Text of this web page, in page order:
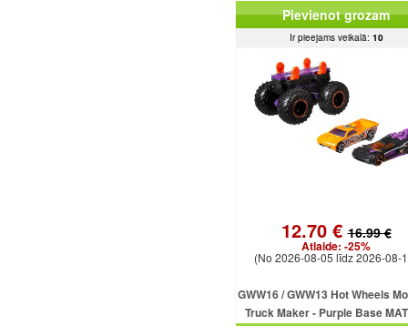
Pievienot grozam
Ir pieejams veikalā: 10
12.70 €16.99 €
Atlaide: -25%
(No 2026-08-05 līdz 2026-08-
GWW16 / GWW13 Hot Wheels
Truck Maker - Purple Base